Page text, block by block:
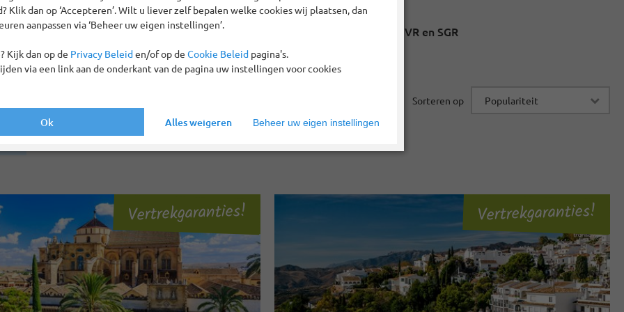
Geld-terug-garantie Repatriëringsgarantie Zekerheid via ANVR en SGR
37 reizen gevonden Sorteren op
Vertrekgaranties! Vertrekgaranties!
Klik dan op ‘Accepteren’. Wilt u liever zelf bepalen welke cookies wij plaatsen, dan
aanpassen via ‘Beheer uw eigen instellingen’.
Kijk dan op de Privacy Beleiden/of op de Cookie Beleid pagina's.
via een link aan de onderkant van de pagina uw instellingen voor cookies
Beheer uw eigen instellingen
Alles weigeren
Ok